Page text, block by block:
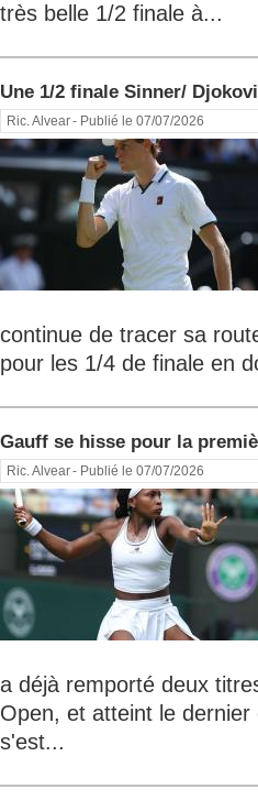
très belle 1/2 finale à...
Une 1/2 finale Sinner/
Ric. Alvear- Publié le 07/07/2026
continue de tracer sa
pour les 1/4 de finale en
Gauff se hisse pour la
Ric. Alvear- Publié le 07/07/2026
a déjà remporté deux
Open, et atteint le
s'est...